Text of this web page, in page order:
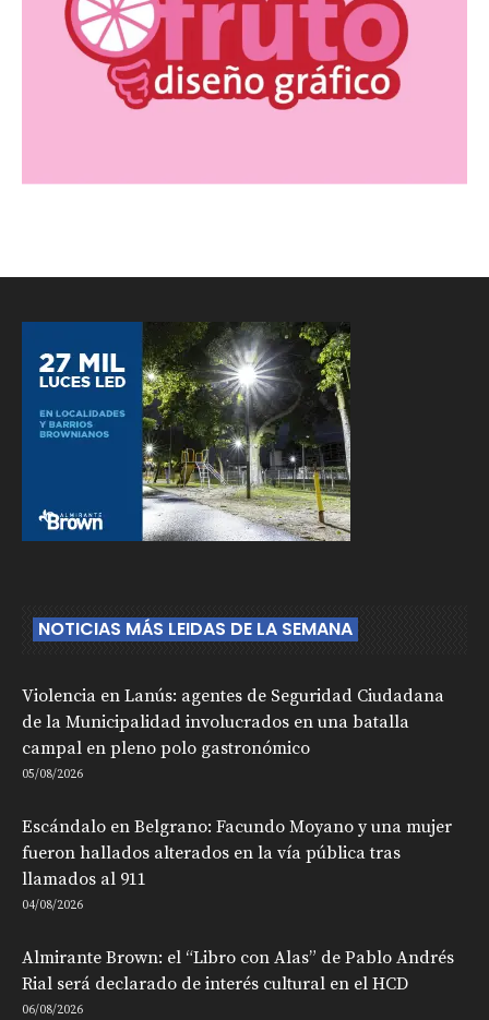
NOTICIAS MÁS LEIDAS DE LA SEMANA
Violencia en Lanús: agentes de Seguridad Ciudadana
de la Municipalidad involucrados en una batalla
campal en pleno polo gastronómico
05/08/2026
Escándalo en Belgrano: Facundo Moyano y una mujer
fueron hallados alterados en la vía pública tras
llamados al 911
04/08/2026
Almirante Brown: el “Libro con Alas” de Pablo Andrés
Rial será declarado de interés cultural en el HCD
06/08/2026